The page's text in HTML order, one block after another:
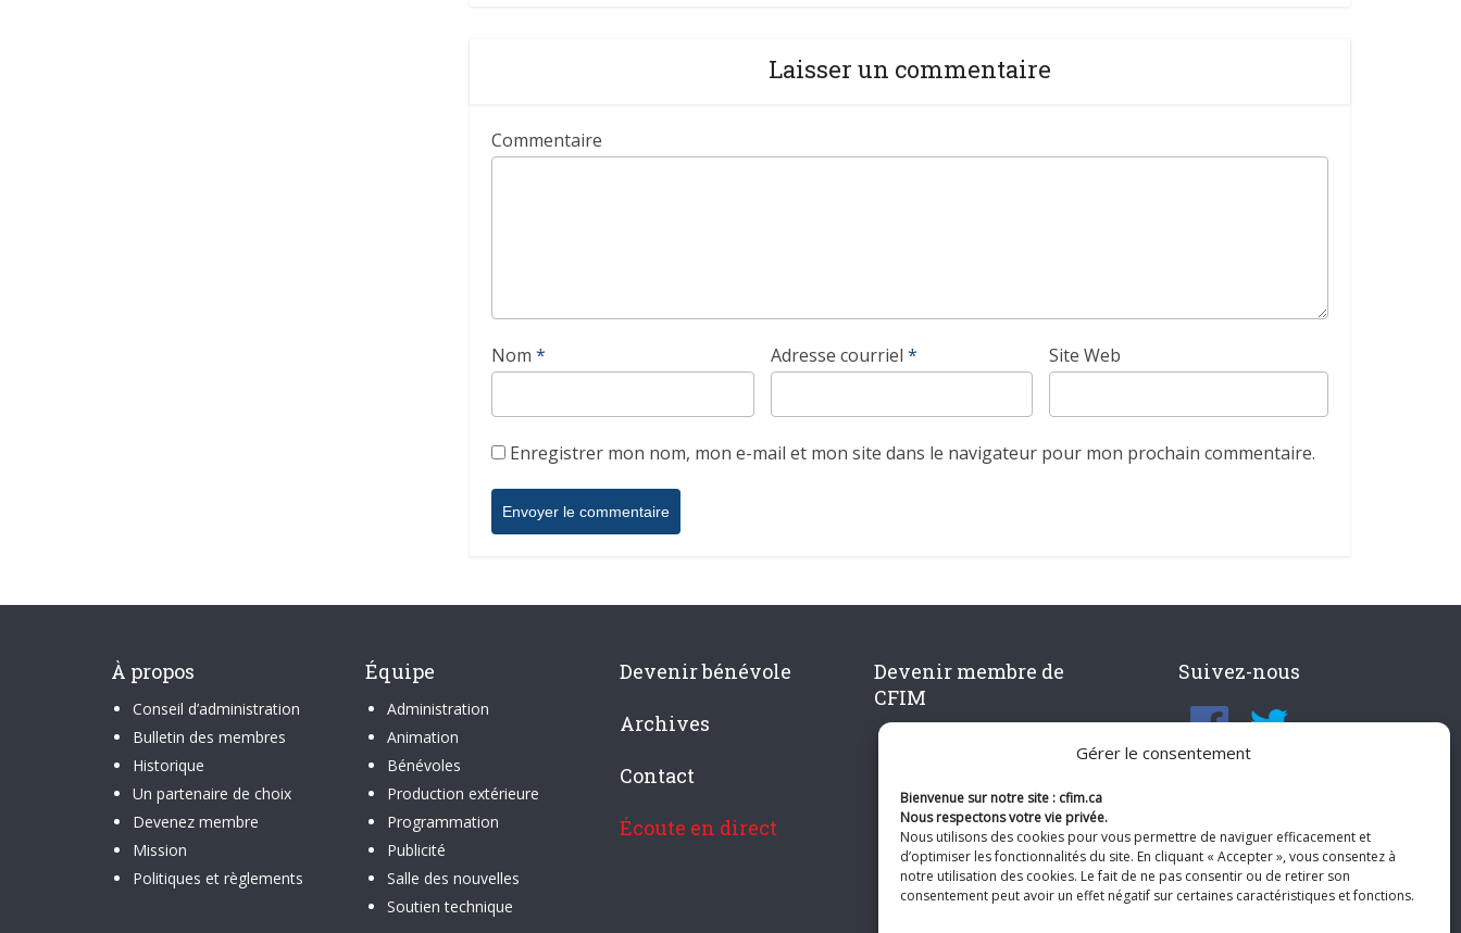
Gérer le consentement
Bienvenue sur notre site : cfim.ca
Nous respectons votre vie privée.
Nous utilisons des cookies pour vous permettre de naviguer efficacement et
d’optimiser les fonctionnalités du site. En cliquant « Accepter », vous consentez à
notre utilisation des cookies. Le fait de ne pas consentir ou de retirer son
consentement peut avoir un effet négatif sur certaines caractéristiques et fonctions.
Laisser un commentaire
Commentaire
Nom * Adresse courriel * Site Web
Enregistrer mon nom, mon e-mail et mon site dans le navigateur pour mon prochain commentaire.
À propos
Conseil d’administration
Bulletin des membres
Historique
Un partenaire de choix
Devenez membre
Mission
Politiques et règlements
Équipe
Administration
Animation
Bénévoles
Production extérieure
Programmation
Publicité
Salle des nouvelles
Soutien technique
Devenir bénévole
Archives
Contact
Écoute en direct
Devenir membre de
CFIM
Suivez-nous